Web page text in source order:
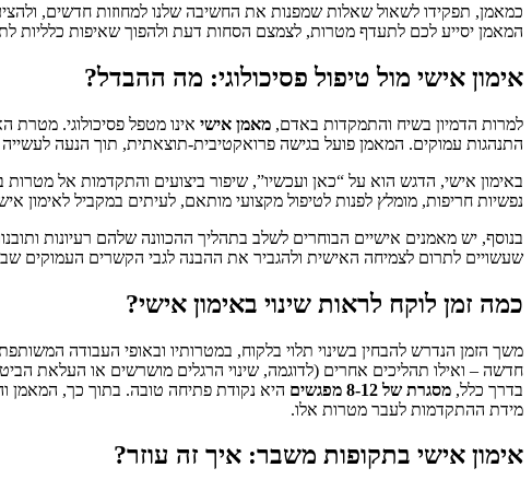
כמאמן, תפקידו לשאול שאלות שמפנות את החשיבה שלנו למחוזות חדשים, ולהציע
המאמן יסייע לכם לתעדף מטרות, לצמצם הסחות דעת ולהפוך שאיפות כלליות
אימון אישי מול טיפול פסיכולוגי: מה ההבדל?
למרות הדמיון בשיח והתמקדות באדם, מאמן אישי אינו מטפל פסיכולוגי. מטרת
התנהגות עמוקים. המאמן פועל בגישה פרואקטיבית-תוצאתית, תוך הנעה
באימון אישי, הדגש הוא על “כאן ועכשיו”, שיפור ביצועים והתקדמות אל
נפשיות חריפות, מומלץ לפנות לטיפול מקצועי מותאם, לעיתים במקביל לאימון
בנוסף, יש מאמנים אישיים הבוחרים לשלב בתהליך ההכוונה שלהם רעיונות
שעשויים לתרום לצמיחה האישית ולהגביר את ההבנה לגבי הקשרים העמוקים
כמה זמן לוקח לראות שינוי באימון אישי?
משך הזמן הנדרש להבחין בשינוי תלוי בלקוח, במטרותיו ובאופי העבודה
חדשה – ואילו תהליכים אחרים (לדוגמה, שינוי הרגלים מושרשים או העלאת
בדרך כלל, מסגרת של 8-12 מפגשים
היא נקודת פתיחה טובה. בתוך כך, המאמן
מידת ההתקדמות לעבר מטרות אלו.
אימון אישי בתקופות משבר: איך זה עוזר?